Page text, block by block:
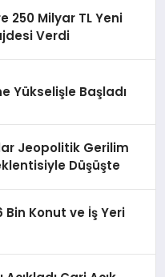
250 Milyar TL Yeni
Verdi
Yükselişle Başladı
Jeopolitik Gerilim
Düşüşte
Bin Konut ve İş Yeri